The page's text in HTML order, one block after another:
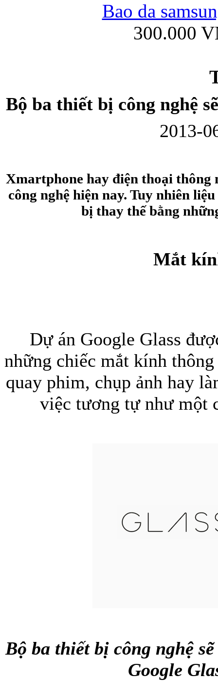
Bao da Samsung
Ốp lưng Samsung
Ốp lưng Sony
Bao da
300.000
Bộ ba thiết bị công nghệ
2013-
Xmartphone hay điện thoại
công nghệ hiện nay. Tuy nhiên
bị thay thế bằng
Mắt
Dự án Google Glass
những chiếc mắt kính
quay phim, chụp ảnh hay
việc tương tự như một
Bộ ba thiết bị công nghệ
Google